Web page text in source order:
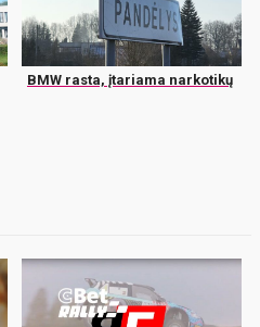
BMW rasta, įtariama narkotikų